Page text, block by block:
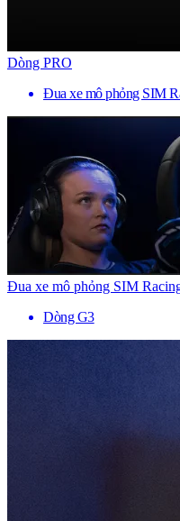
Dòng PRO
Đua xe mô phỏng SIM
Đua xe mô phỏng SIM
Dòng G3